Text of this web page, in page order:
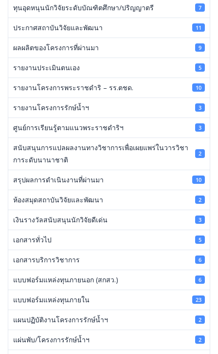
ทุนอุดหนุนนักวิจัยระดับบัณฑิตศึกษา/ปริญญาตรี 7
ประกาศสถาบันวิจัยและพัฒนา 11
ผลผลิตของโครงการที่ผ่านมา 9
รายงานประเมินตนเอง 5
รายงานโครงการพระราชดำริ – รร.ตชด. 10
รายงานโครงการรักษ์น้ำฯ 3
ศูนย์การเรียนรู้ตามแนวพระราชดำริฯ 3
สนับสนุนการแปลผลงานทางวิชาการเพื่อเผยแพร่ในวารวิชา
การะดับนานาชาติ
2
สรุปผลการดำเนินงานที่ผ่านมา 10
ห้องสมุดสถาบันวิจัยและพัฒนา 2
เงินรางวัลสนับสนุนนักวิจัยดีเด่น 3
เอกสารทั่วไป 5
เอกสารบริการวิชาการ 6
แบบฟอร์มแหล่งทุนภายนอก (สกสว.) 6
แบบฟอร์มแหล่งทุนภายใน 23
แผนปฏิบัติงานโครงการรักษ์น้ำฯ 2
แผ่นพับ/โครงการรักษ์น้ำฯ 2